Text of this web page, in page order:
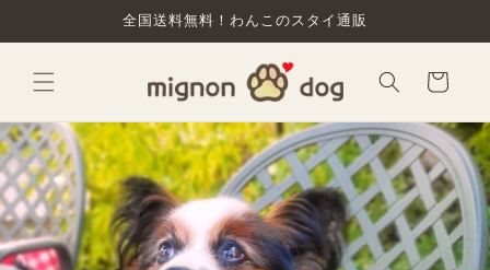
進む
全国送料無料！わんこのスタイ通販
ー